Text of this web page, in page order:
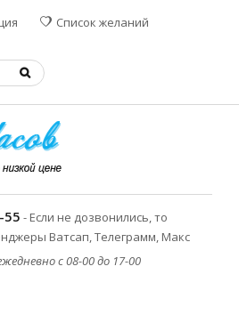
Список желаний
55 - Если не дозвонились, то
Ватсап, Телеграмм, Макс
с 08-00 до 17-00